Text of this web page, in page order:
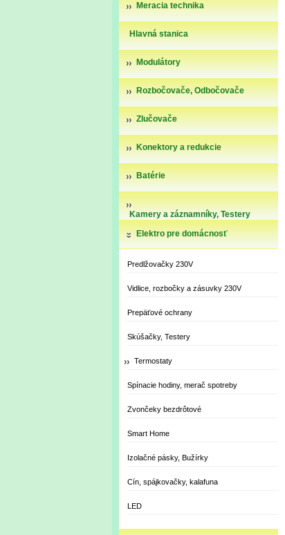
Meracia technika
Hlavná stanica
Modulátory
Rozbočovače, Odbočovače
Zlučovače
Konektory a redukcie
Batérie
Kamery a záznamníky, Testery
Elektro pre domácnosť
Predlžovačky 230V
Vidlice, rozbočky a zásuvky 230V
Prepäťové ochrany
Skúšačky, Testery
Termostaty
Spínacie hodiny, merač spotreby
Zvončeky bezdrôtové
Smart Home
Izolačné pásky, Bužírky
Cín, spájkovačky, kalafuna
LED